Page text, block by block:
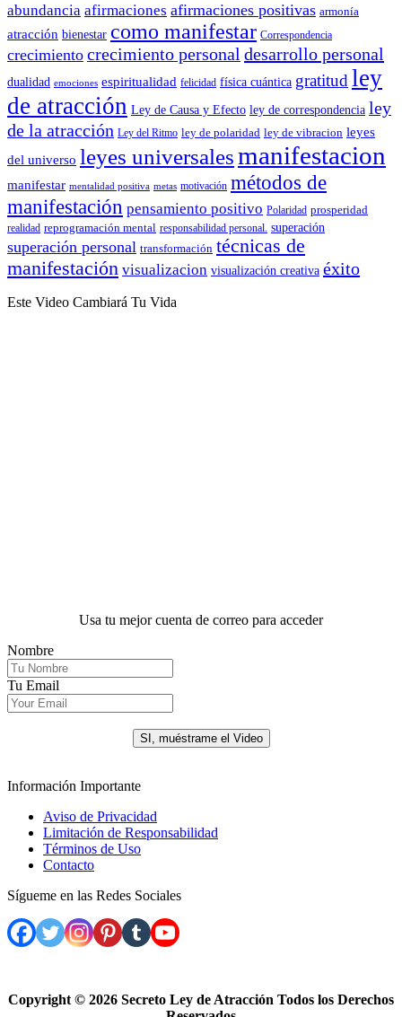
abundancia afirmaciones afirmaciones positivas armonía
atracción bienestar como manifestar Correspondencia
crecimiento crecimiento personal desarrollo personal
dualidad emociones espiritualidad felicidad física cuántica gratitudley
de atracción Ley de Causa y Efecto ley de correspondencia ley
de la atracción Ley del Ritmo ley de polaridad ley de vibracion leyes
del universo leyes universalesmanifestacion
manifestar mentalidad positiva metas motivación métodos de
manifestación pensamiento positivo Polaridad prosperidad
realidad reprogramación mental responsabilidad personal. superación
superación personal transformación técnicas de
manifestación visualizacion visualización creativa éxito
Este Video Cambiará Tu Vida
Usa tu mejor cuenta de correo para acceder
Nombre
Tu Email
SI, muéstrame el Video
Información Importante
Aviso de Privacidad
Limitación de Responsabilidad
Términos de Uso
Contacto
Sígueme en las Redes Sociales
Copyright © 2026 Secreto Ley de Atracción Todos los Derechos